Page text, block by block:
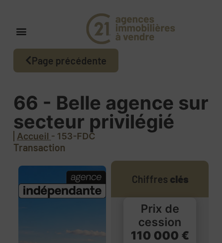
Page précédente
66 - Belle agence sur
secteur privilégié
Accueil - 153-FDC
Transaction
Chiffres clés
Prix de
cession
110 000 €